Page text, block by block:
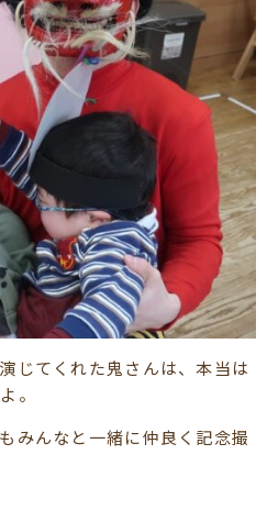
じてくれた鬼さんは、本当は
。
みんなと一緒に仲良く記念撮